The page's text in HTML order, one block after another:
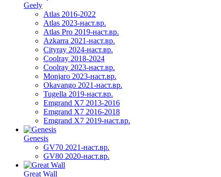
Geely
Atlas 2016-2022
Atlas 2023-наст.вр.
Atlas Pro 2019-наст.вр.
Azkarra 2021-наст.вр.
Cityray 2024-наст.вр.
Coolray 2018-2024
Coolray 2023-наст.вр.
Monjaro 2023-наст.вр.
Okavango 2021-наст.вр.
Tugella 2019-наст.вр.
Emgrand Х7 2013-2016
Emgrand X7 2016-2018
Emgrand X7 2019-наст.вр.
Genesis
GV70 2021-наст.вр.
GV80 2020-наст.вр.
Great Wall